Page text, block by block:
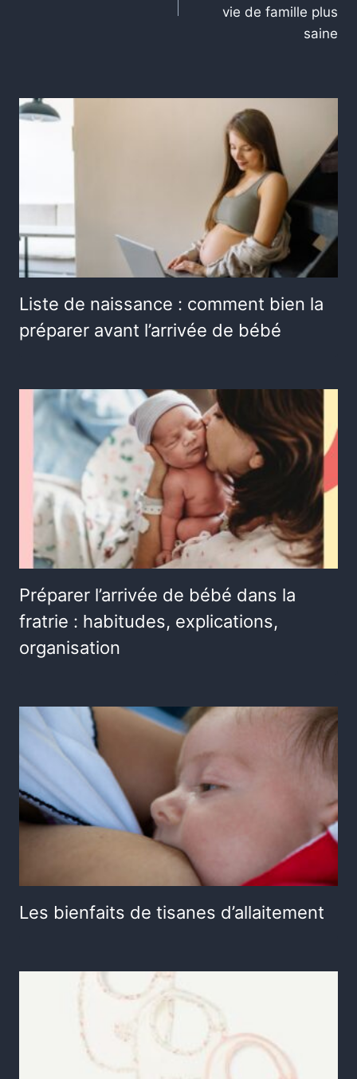
vie de famille plus
saine
Liste de naissance : comment bien la
préparer avant l’arrivée de bébé
Préparer l’arrivée de bébé dans la
fratrie : habitudes, explications,
organisation
Les bienfaits de tisanes d’allaitement